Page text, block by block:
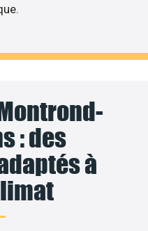
: des
à